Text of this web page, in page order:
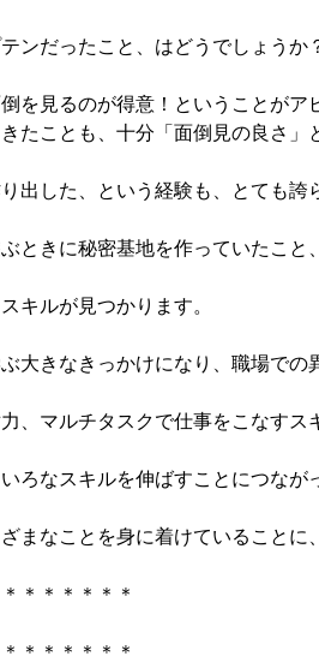
ンだったこと、はどうでしょうか
を見るのが得意！ということがア
たことも、十分「面倒見の良さ」
出した、という経験も、とても誇
ときに秘密基地を作っていたこ
キルが見つかります。
大きなきっかけになり、職場で
、マルチタスクで仕事をこなすス
ろなスキルを伸ばすことにつなが
まなことを身に着けていることに
＊＊＊＊＊＊
＊＊＊＊＊＊